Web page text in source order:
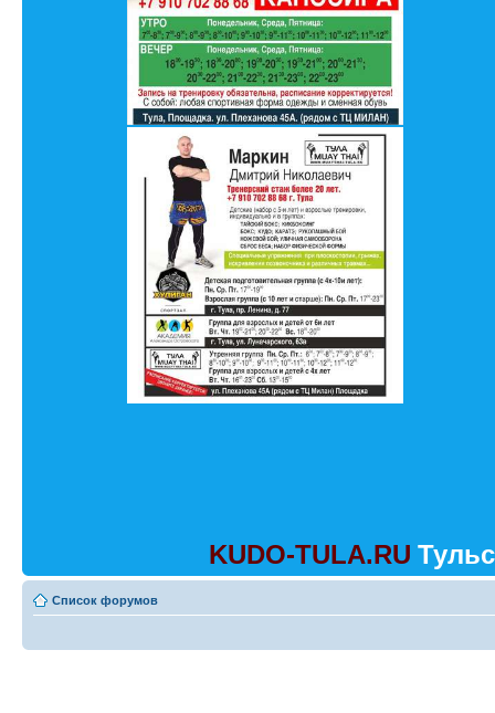
KUDO-TULA.RU
Список форумов